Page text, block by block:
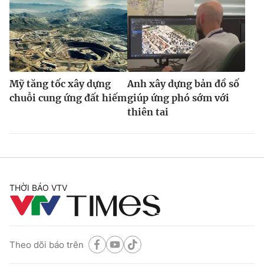
Mỹ tăng tốc xây dựng
chuỗi cung ứng đất hiếm
Anh xây dựng bản đồ số
giúp ứng phó sớm với
thiên tai
THỜI BÁO VTV
Theo dõi báo trên